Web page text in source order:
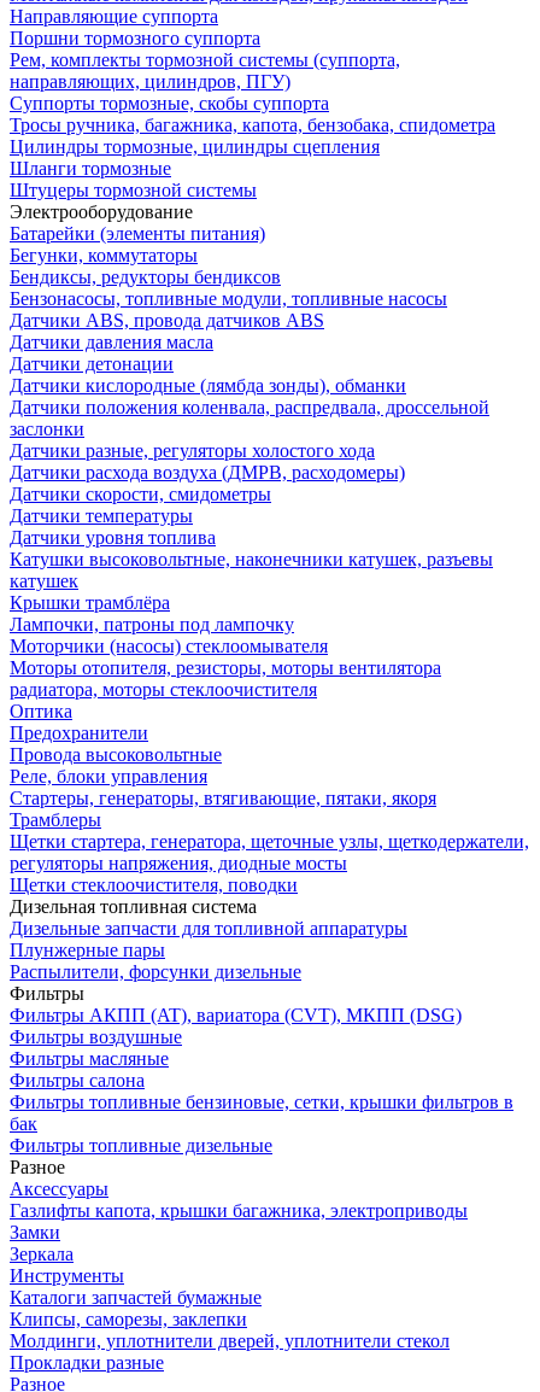
Направляющие суппорта
Поршни тормозного суппорта
Рем, комплекты тормозной системы (суппорта,
направляющих, цилиндров, ПГУ)
Суппорты тормозные, скобы суппорта
Тросы ручника, багажника, капота, бензобака, спидометра
Цилиндры тормозные, цилиндры сцепления
Шланги тормозные
Штуцеры тормозной системы
Электрооборудование
Батарейки (элементы питания)
Бегунки, коммутаторы
Бендиксы, редукторы бендиксов
Бензонасосы, топливные модули, топливные насосы
Датчики ABS, провода датчиков ABS
Датчики давления масла
Датчики детонации
Датчики кислородные (лямбда зонды), обманки
Датчики положения коленвала, распредвала, дроссельной
заслонки
Датчики разные, регуляторы холостого хода
Датчики расхода воздуха (ДМРВ, расходомеры)
Датчики скорости, смидометры
Датчики температуры
Датчики уровня топлива
Катушки высоковольтные, наконечники катушек, разъевы
катушек
Крышки трамблёра
Лампочки, патроны под лампочку
Моторчики (насосы) стеклоомывателя
Моторы отопителя, резисторы, моторы вентилятора
радиатора, моторы стеклоочистителя
Оптика
Предохранители
Провода высоковольтные
Реле, блоки управления
Стартеры, генераторы, втягивающие, пятаки, якоря
Трамблеры
Щетки стартера, генератора, щеточные узлы, щеткодержатели,
регуляторы напряжения, диодные мосты
Щетки стеклоочистителя, поводки
Дизельная топливная система
Дизельные запчасти для топливной аппаратуры
Плунжерные пары
Распылители, форсунки дизельные
Фильтры
Фильтры АКПП (AT), вариатора (CVT), МКПП (DSG)
Фильтры воздушные
Фильтры масляные
Фильтры салона
Фильтры топливные бензиновые, сетки, крышки фильтров в
бак
Фильтры топливные дизельные
Разное
Аксесcуары
Газлифты капота, крышки багажника, электроприводы
Замки
Зеркала
Инструменты
Каталоги запчастей бумажные
Клипсы, саморезы, заклепки
Молдинги, уплотнители дверей, уплотнители стекол
Прокладки разные
Разное